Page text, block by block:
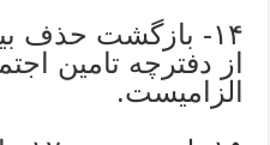
از دفترچه تامین
الزامیست.